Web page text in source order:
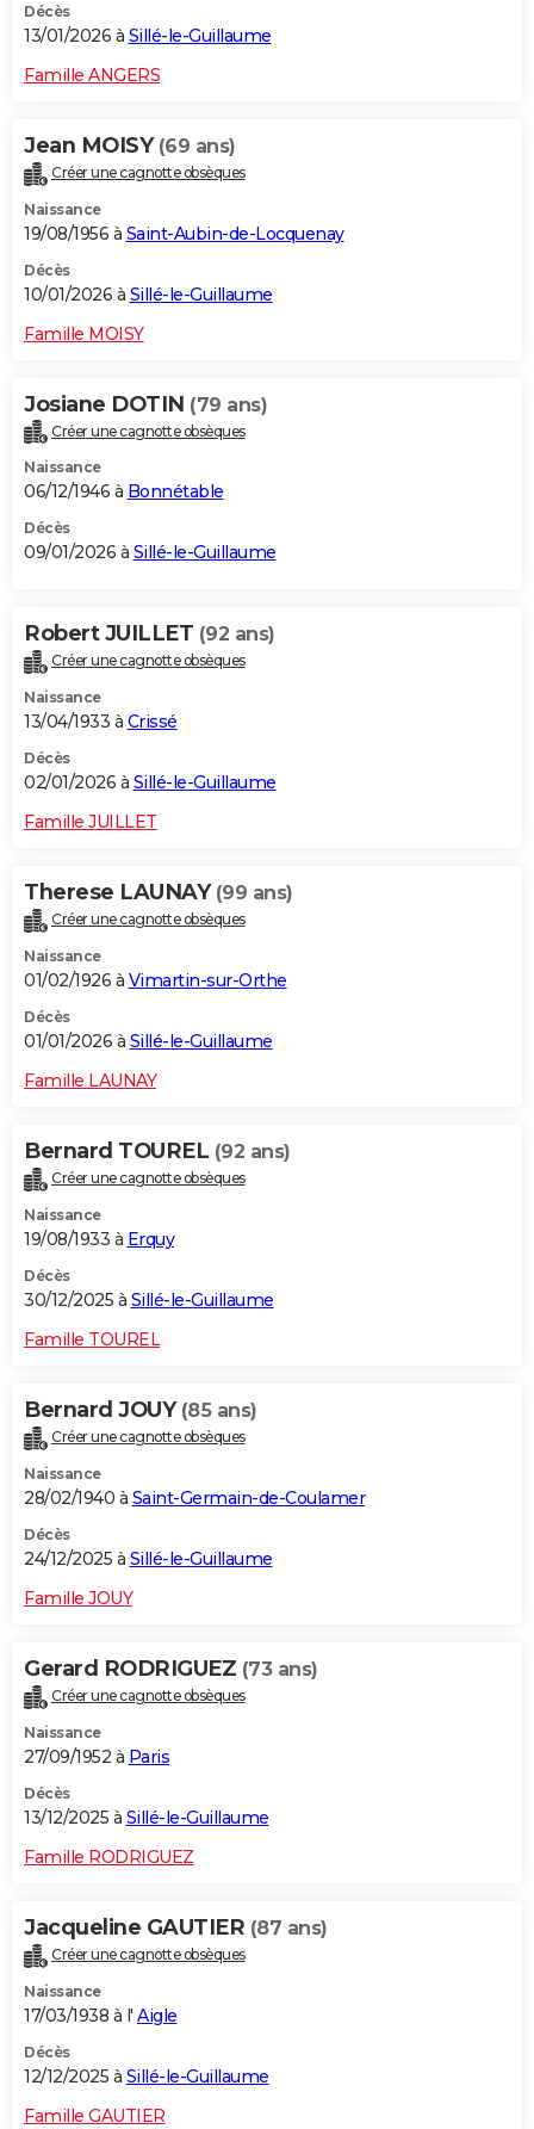
Décès
13/01/2026 à Sillé-le-Guillaume
Famille ANGERS
Jean MOISY (69 ans)
Créer une cagnotte obsèques
Naissance
19/08/1956 à Saint-Aubin-de-Locquenay
Décès
10/01/2026 à Sillé-le-Guillaume
Famille MOISY
Josiane DOTIN (79 ans)
Créer une cagnotte obsèques
Naissance
06/12/1946 à Bonnétable
Décès
09/01/2026 à Sillé-le-Guillaume
Robert JUILLET (92 ans)
Créer une cagnotte obsèques
Naissance
13/04/1933 à Crissé
Décès
02/01/2026 à Sillé-le-Guillaume
Famille JUILLET
Therese LAUNAY (99 ans)
Créer une cagnotte obsèques
Naissance
01/02/1926 à Vimartin-sur-Orthe
Décès
01/01/2026 à Sillé-le-Guillaume
Famille LAUNAY
Bernard TOUREL (92 ans)
Créer une cagnotte obsèques
Naissance
19/08/1933 à Erquy
Décès
30/12/2025 à Sillé-le-Guillaume
Famille TOUREL
Bernard JOUY (85 ans)
Créer une cagnotte obsèques
Naissance
28/02/1940 à Saint-Germain-de-Coulamer
Décès
24/12/2025 à Sillé-le-Guillaume
Famille JOUY
Gerard RODRIGUEZ (73 ans)
Créer une cagnotte obsèques
Naissance
27/09/1952 à Paris
Décès
13/12/2025 à Sillé-le-Guillaume
Famille RODRIGUEZ
Jacqueline GAUTIER (87 ans)
Créer une cagnotte obsèques
Naissance
17/03/1938 à l' Aigle
Décès
12/12/2025 à Sillé-le-Guillaume
Famille GAUTIER